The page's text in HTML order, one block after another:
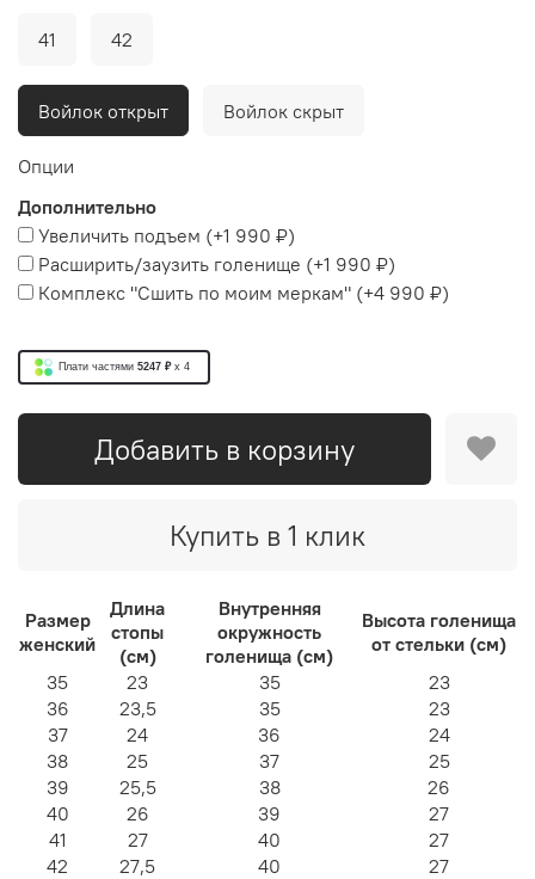
Плати частями 5247 ₽ x 4
Добавить в корзину
Купить в 1 клик
41 42
Войлок открыт Войлок скрыт
Опции
Дополнительно
Увеличить подъем (+1 990 ₽)
Расширить/заузить голенище (+1 990 ₽)
Комплекс "Сшить по моим меркам" (+4 990 ₽)
Размер
женский
Длина
стопы
(см)
Внутренняя
окружность
голенища (см)
Высота голенища
от стельки (см)
35
23 35
23
36
23,5 35
23
37
24 36
24
38
25 37
25
39
25,5 38
26
40
26 39
27
41
27 40
27
42
27,5 40 27